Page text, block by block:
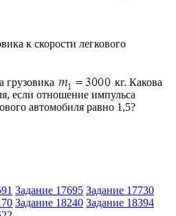
к скорости легкового
грузовика
кг. Какова
если отношение импульса
автомобиля равно 1,5?
Задание 17695 Задание 17730
Задание 18240 Задание 18394